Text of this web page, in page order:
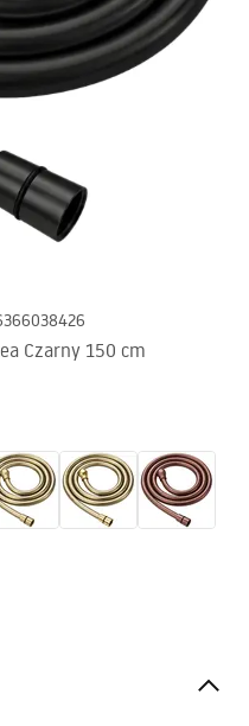
Czarny 150 cm